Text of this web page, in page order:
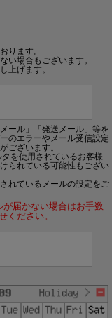
ります。
い場合もございます。
上げます。
ール」「発送メール」等を
のエラーやメール受信設定
ございます。
を使用されているお客様
られている可能性もござい
れているメールの設定をご
届かない場合はお手数
ください。